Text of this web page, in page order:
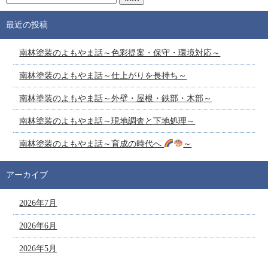
最近の投稿
南林塗装のよもやま話～色彩提案・保守・環境対応～
南林塗装のよもやま話～仕上がりを長持ち～
南林塗装のよもやま話～外壁・屋根・鉄部・木部～
南林塗装のよもやま話～現地調査と下地処理～
南林塗装のよもやま話～育成の時代へ ～
アーカイブ
2026年7月
2026年6月
2026年5月